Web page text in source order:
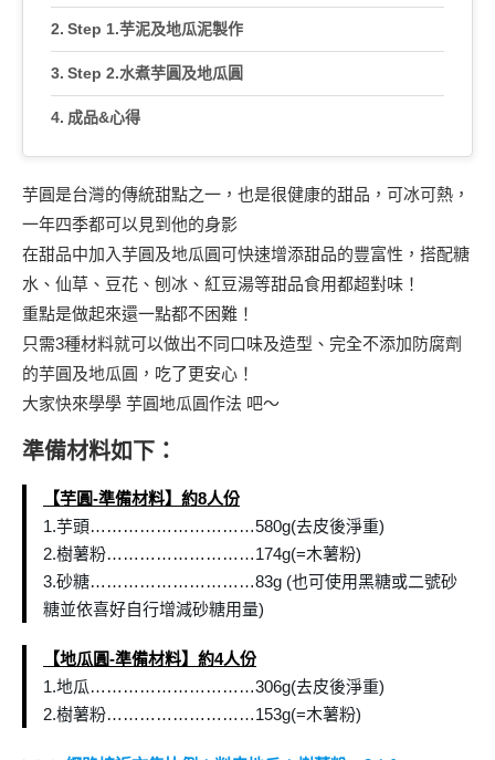
Step 1.芋泥及地瓜泥製作
Step 2.水煮芋圓及地瓜圓
成品&心得
芋圓是台灣的傳統甜點之一，也是很健康的甜品，可冰可熱，
一年四季都可以見到他的身影
在甜品中加入芋圓及地瓜圓可快速增添甜品的豐富性，搭配糖
水、仙草、豆花、刨冰、紅豆湯等甜品食用都超對味！
重點是做起來還一點都不困難！
只需3種材料就可以做出不同口味及造型、完全不添加防腐劑
的芋圓及地瓜圓，吃了更安心！
大家快來學學 芋圓地瓜圓作法 吧～
準備材料如下：
【芋圓-準備材料】約8人份
1.芋頭…………………………580g(去皮後淨重)
2.樹薯粉………………………174g(=木薯粉)
3.砂糖…………………………83g (也可使用黑糖或二號砂
糖並依喜好自行增減砂糖用量)
【地瓜圓-準備材料】約4人份
1.地瓜…………………………306g(去皮後淨重)
2.樹薯粉………………………153g(=木薯粉)